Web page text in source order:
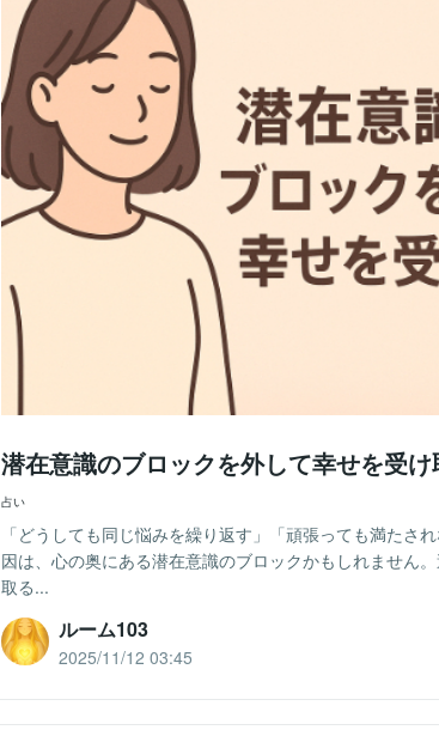
潜在意識のブロックを外して幸せを受け
占い
「どうしても同じ悩みを繰り返す」「頑張っても満た
因は、心の奥にある潜在意識のブロックかもしれません
取る...
ルーム103
2025/11/12 03:45